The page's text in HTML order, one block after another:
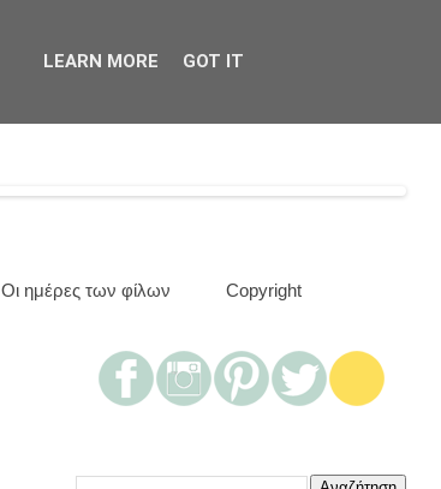
Οι ημέρες των φίλων Copyright
LEARN MORE GOT IT